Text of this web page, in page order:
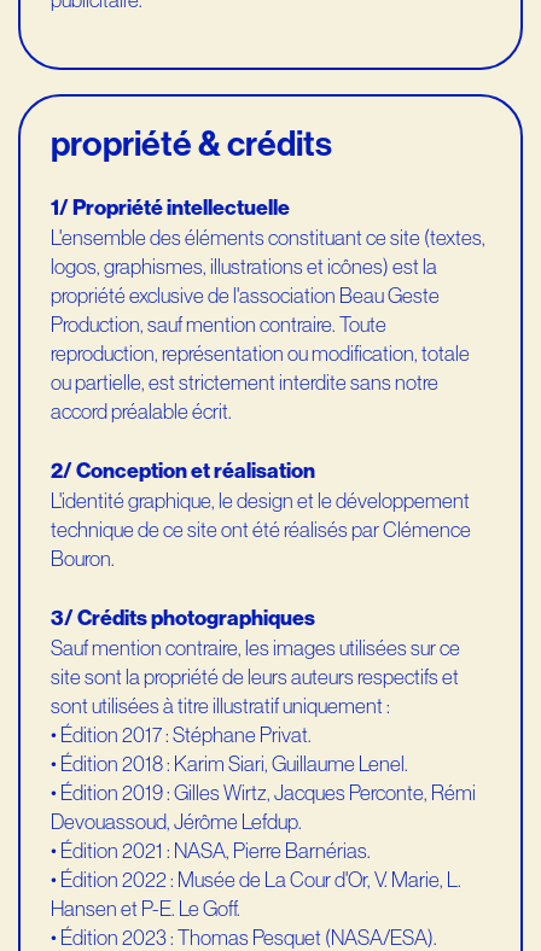
propriété & crédits
1/ Propriété intellectuelle
L'ensemble des éléments constituant ce site (textes,
logos, graphismes, illustrations et icônes) est la
propriété exclusive de l'association Beau Geste
Production, sauf mention contraire. Toute
reproduction, représentation ou modification, totale
ou partielle, est strictement interdite sans notre
accord préalable écrit.
2/ Conception et réalisation
L'identité graphique, le design et le développement
technique de ce site ont été réalisés par Clémence
Bouron.
3/ Crédits photographiques
Sauf mention contraire, les images utilisées sur ce
site sont la propriété de leurs auteurs respectifs et
sont utilisées à titre illustratif uniquement :
• Édition 2017 : Stéphane Privat.
• Édition 2018 : Karim Siari, Guillaume Lenel.
• Édition 2019 : Gilles Wirtz, Jacques Perconte, Rémi
Devouassoud, Jérôme Lefdup.
• Édition 2021 : NASA, Pierre Barnérias.
• Édition 2022 : Musée de La Cour d'Or, V. Marie, L.
Hansen et P-E. Le Goff.
• Édition 2023 : Thomas Pesquet (NASA/ESA).